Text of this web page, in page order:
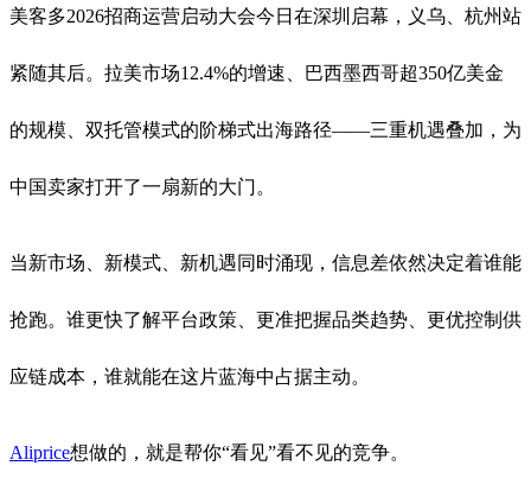
美客多2026招商运营启动大会今日在深圳启幕，义乌、杭州站
紧随其后。拉美市场12.4%的增速、巴西墨西哥超350亿美金
的规模、双托管模式的阶梯式出海路径——三重机遇叠加，为
中国卖家打开了一扇新的大门。
当新市场、新模式、新机遇同时涌现，信息差依然决定着谁能
抢跑。谁更快了解平台政策、更准把握品类趋势、更优控制供
应链成本，谁就能在这片蓝海中占据主动。
Aliprice想做的，就是帮你“看见”看不见的竞争。